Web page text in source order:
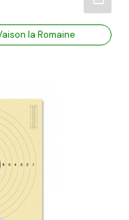
la Romaine